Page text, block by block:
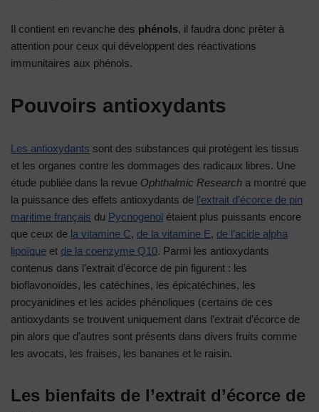
Il contient en revanche des phénols, il faudra donc prêter à
attention pour ceux qui développent des réactivations
immunitaires aux phénols.
Pouvoirs antioxydants
Les antioxydants sont des substances qui protègent les tissus
et les organes contre les dommages des radicaux libres. Une
étude publiée dans la revue Ophthalmic Research a montré que
la puissance des effets antioxydants de l’extrait d’écorce de pin
maritime français du Pycnogenol étaient plus puissants encore
que ceux de la vitamine C, de la vitamine E, de l’acide alpha
lipoïque et de la coenzyme Q10. Parmi les antioxydants
contenus dans l’extrait d’écorce de pin figurent : les
bioflavonoïdes, les catéchines, les épicatéchines, les
procyanidines et les acides phénoliques (certains de ces
antioxydants se trouvent uniquement dans l’extrait d’écorce de
pin alors que d’autres sont présents dans divers fruits comme
les avocats, les fraises, les bananes et le raisin.
Les bienfaits de l’extrait d’écorce de